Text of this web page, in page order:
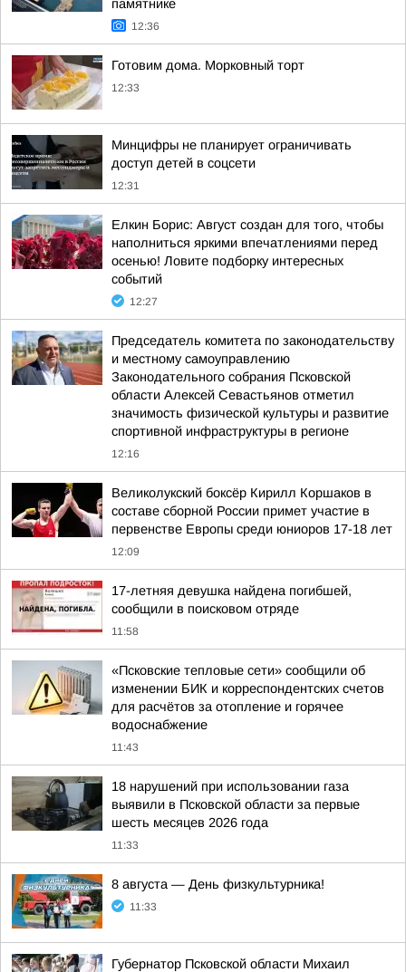
памятнике
12:36
Готовим дома. Морковный торт
12:33
Минцифры не планирует ограничивать
доступ детей в соцсети
12:31
Елкин Борис: Август создан для того, чтобы
наполниться яркими впечатлениями перед
осенью! Ловите подборку интересных
событий
12:27
Председатель комитета по законодательству
и местному самоуправлению
Законодательного собрания Псковской
области Алексей Севастьянов отметил
значимость физической культуры и развитие
спортивной инфраструктуры в регионе
12:16
Великолукский боксёр Кирилл Коршаков в
составе сборной России примет участие в
первенстве Европы среди юниоров 17-18 лет
12:09
17-летняя девушка найдена погибшей,
сообщили в поисковом отряде
11:58
«Псковские тепловые сети» сообщили об
изменении БИК и корреспондентских счетов
для расчётов за отопление и горячее
водоснабжение
11:43
18 нарушений при использовании газа
выявили в Псковской области за первые
шесть месяцев 2026 года
11:33
8 августа — День физкультурника!
11:33
Губернатор Псковской области Михаил